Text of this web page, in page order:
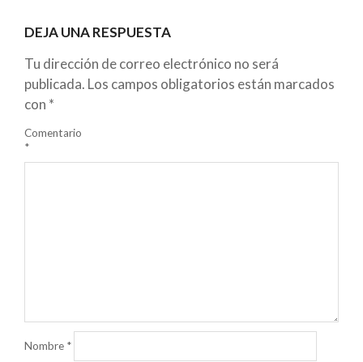
DEJA UNA RESPUESTA
Tu dirección de correo electrónico no será
publicada. Los campos obligatorios están marcados
con *
Comentario
*
Nombre *